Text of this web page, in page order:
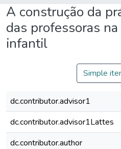
A construção da
das professoras
infantil
Simple
dc.contributor.advisor1
dc.contributor.advisor1Lattes
dc.contributor.author